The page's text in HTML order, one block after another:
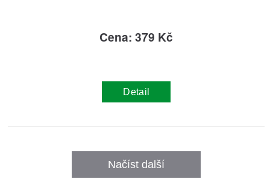
Cena: 379 Kč
Detail
Načíst další